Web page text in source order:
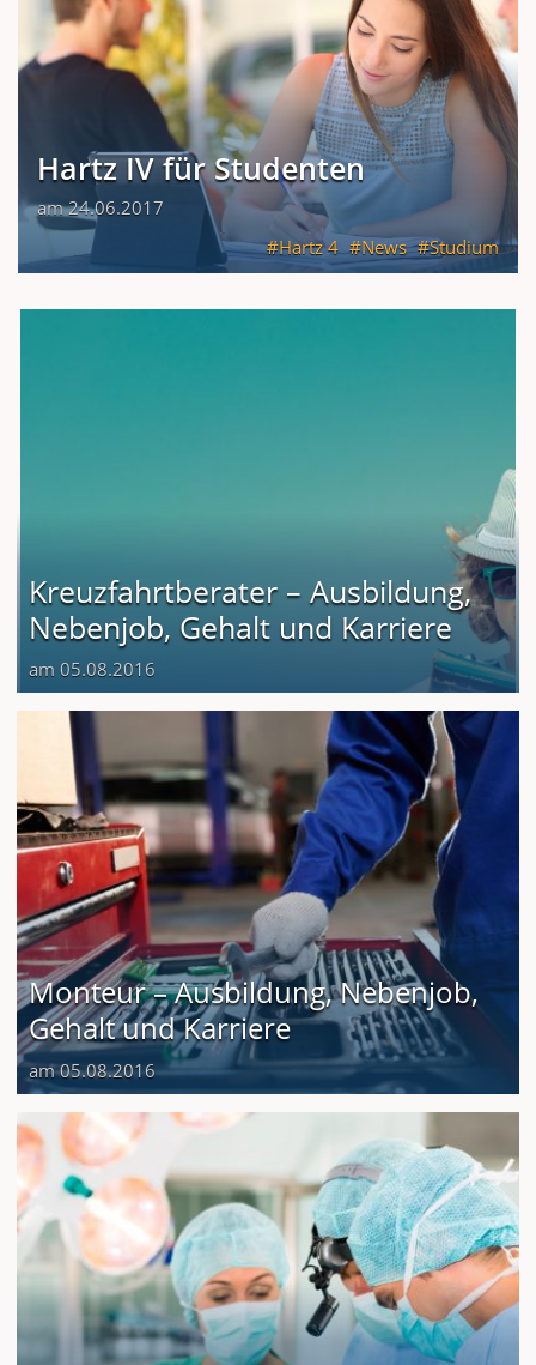
Hartz IV für Studenten
am 24.06.2017
Hartz 4
News Studium
Kreuzfahrtberater – Ausbildung,
Nebenjob, Gehalt und Karriere
am 05.08.2016
Monteur – Ausbildung, Nebenjob,
Gehalt und Karriere
am 05.08.2016